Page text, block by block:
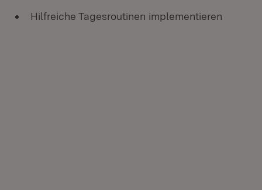
Hilfreiche Tagesroutinen implementieren